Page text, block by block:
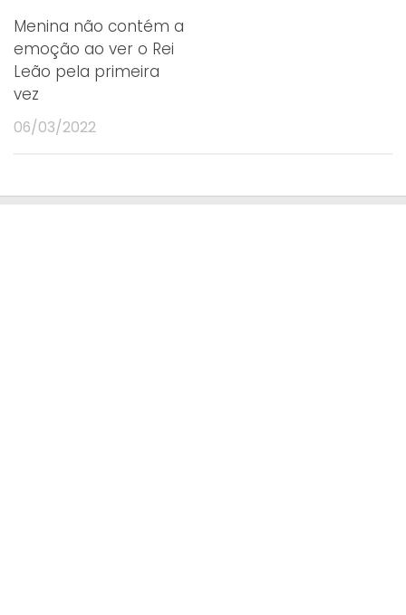
Menina não contém a
emoção ao ver o Rei
Leão pela primeira
vez
06/03/2022